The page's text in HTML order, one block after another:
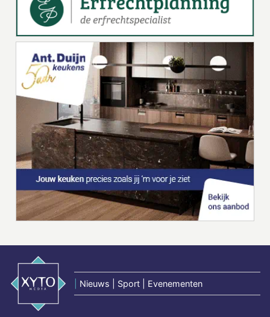
Nieuws | Sport | Evenementen